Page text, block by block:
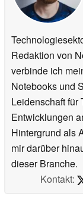
Redaktion von
verbinde ich
Notebooks und
Leidenschaft für
Entwicklungen
Hintergrund als
mir darüber
dieser Branche.
Kontakt: